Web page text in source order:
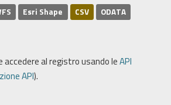
Esri Shape CSV ODATA
accedere al registro usando leAPI
API).